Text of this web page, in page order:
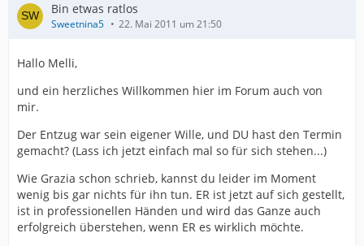
Bin etwas ratlos
Sweetnina5 22. Mai 2011 um 21:50
Hallo Melli,
und ein herzliches Willkommen hier im Forum auch von
mir.
Der Entzug war sein eigener Wille, und DU hast den Termin
gemacht? (Lass ich jetzt einfach mal so für sich stehen...)
Wie Grazia schon schrieb, kannst du leider im Moment
wenig bis gar nichts für ihn tun. ER ist jetzt auf sich gestellt,
ist in professionellen Händen und wird das Ganze auch
erfolgreich überstehen, wenn ER es wirklich möchte.